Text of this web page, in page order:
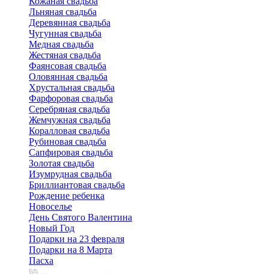
Льняная свадьба
Деревянная свадьба
Чугунная свадьба
Медная свадьба
Жестяная свадьба
Фаянсовая свадьба
Оловянная свадьба
Хрустальная свадьба
Фарфоровая свадьба
Серебряная свадьба
Жемчужная свадьба
Коралловая свадьба
Рубиновая свадьба
Сапфировая свадьба
Золотая свадьба
Изумрудная свадьба
Бриллиантовая свадьба
Рождение ребенка
Новоселье
День Святого Валентина
Новый Год
Подарки на 23 февраля
Подарки на 8 Марта
Пасха